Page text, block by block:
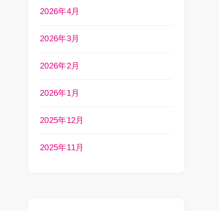
2026年4月
2026年3月
2026年2月
2026年1月
2025年12月
2025年11月